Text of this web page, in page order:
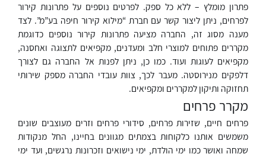
פתרון מומלץ – ללא כל ספק. לפרטים נוספים על פתרונות קירור
לפרחים, ניתן ליצור קשר עם חברת “מילוא קירור חיפה בע”מ”. לצד
מענה מסוג זה, החברה מציעה פתרונות קירור נוספים כדוגמת
מקררים פתוחים למוצרי חלב ומעדנים, מקפיאים לתצוגה ואחסנה,
מקפיאים לעוגות ועוד. כמו כן, ניתן לפנות אל החברה גם לצורך
דלפקים מנירוסטה. מעבר לכך, צוות עובדי החברה מספק שירותי
תחזוקה ותיקון למקררים ומקפיאים.
מקרר פרחים
פרחים חיים, שזירות פרחים, סידורי פרחים וזרים מעוצבים שונים
משמשים אותנו כלקוחות בצמתים מגוונים בחיינו, החל מנקודות
שמחה ואושר כמו ימי הולדת, ימי נישואים וזכרונות נרגשים, ועד ימי